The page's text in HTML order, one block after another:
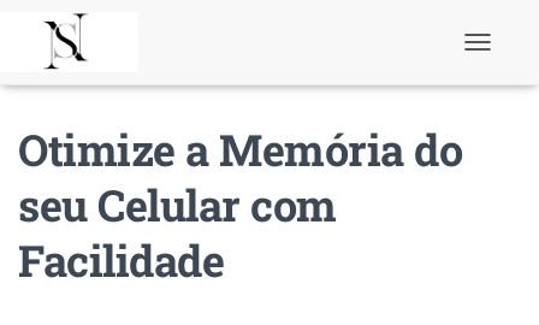
Otimize a Memória do
seu Celular com
Facilidade